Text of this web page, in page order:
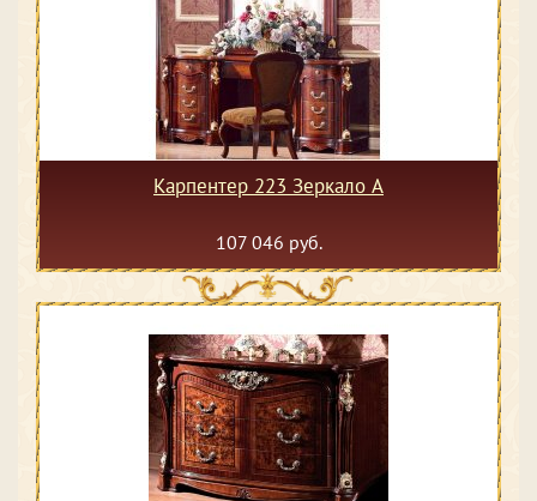
Карпентер 223 Зеркало А
107 046 руб.